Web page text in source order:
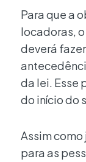
Para que a
locadoras,
deverá
da lei. Esse
do início do
Assim como
para as